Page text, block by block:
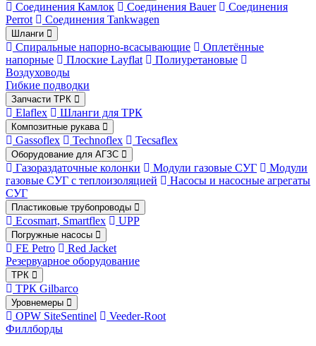
Соединения Камлок Соединения Bauer
Соединения
Perrot
Соединения Tankwagen
Шланги
Спиральные напорно-всасывающие
Оплетённые
напорные
Плоские Layflat
Полиуретановые
Воздуховоды
Гибкие подводки
Запчасти ТРК
Elaflex Шланги для ТРК
Композитные рукава
Gassoflex Technoflex Tecsaflex
Оборудование для АГЗС
Газораздаточные колонки Модули газовые СУГ
Модули
газовые СУГ с теплоизоляцией
Насосы и насосные агрегаты
СУГ
Пластиковые трубопроводы
Ecosmart, Smartflex UPP
Погружные насосы
FE Petro
Red Jacket
Резервуарное оборудование
ТРК
ТРК Gilbarco
Уровнемеры
OPW SiteSentinel
Veeder-Root
Филлборды